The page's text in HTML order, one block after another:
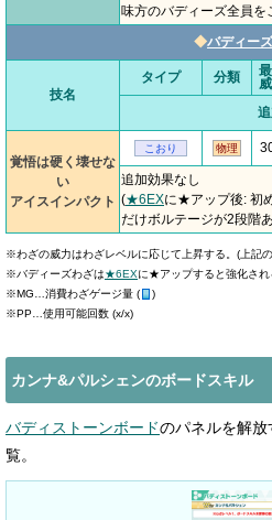
味方のバディーズ全員を
◆バディー
技名
タイプ 分類
覚悟は硬く壊せな
い
アイスインパクト
こおり 物理
追加効果なし
(★6EXに★アップ後: 初
だけボルテージが2段階
※わざの威力はわざレベルに応じて上昇する。(上記
※バディーズわざは★6EXに★アップすると強化され
※MG…消費わざゲージ量 (
)
※PP…使用可能回数 (x/x)
カンナ&パルシェンのボードスキル
バディストーンボードのパネルを解
覧。